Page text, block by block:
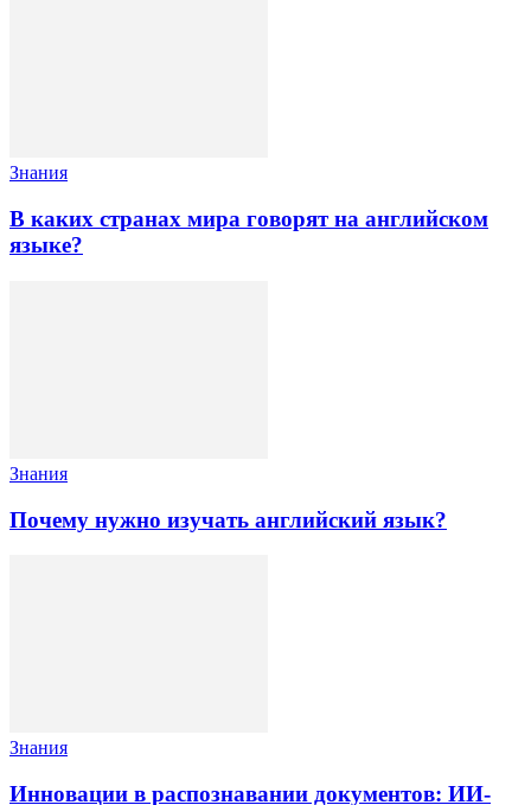
Знания
В каких странах мира говорят на английском
языке?
Знания
Почему нужно изучать английский язык?
Знания
Инновации в распознавании документов: ИИ-